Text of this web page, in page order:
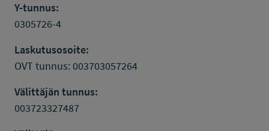
Y-tunnus:
0305726-4
Laskutusosoite:
OVT tunnus: 003703057264
Välittäjän tunnus:
003723327487